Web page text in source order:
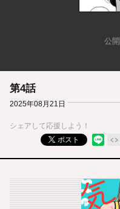
公
第4話
2025年08月21日
シェアして応援しよう！
ポスト